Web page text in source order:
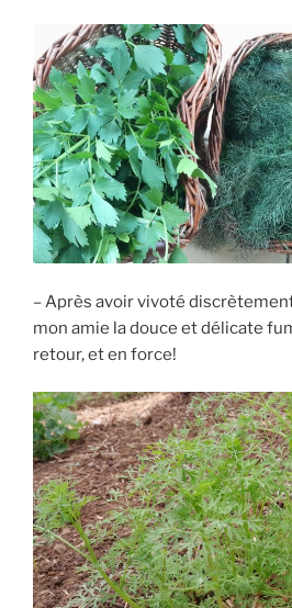
– Après avoir vivoté
mon amie la douce et délicate
retour, et en force!